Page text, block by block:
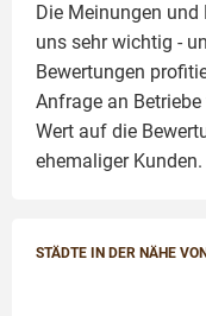
Die Meinungen und
uns sehr wichtig -
Bewertungen
Anfrage an
Wert auf die
ehemaliger Kunden.
STÄDTE IN DER NÄHE